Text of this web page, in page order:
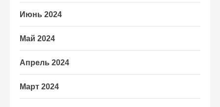
Июнь 2024
Май 2024
Апрель 2024
Март 2024